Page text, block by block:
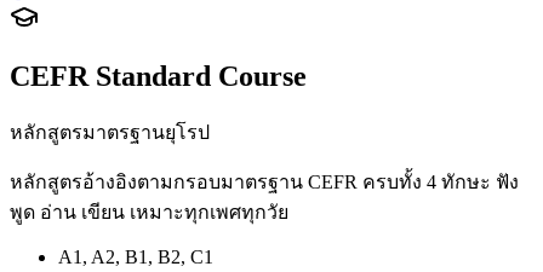
CEFR Standard Course
หลักสูตรมาตรฐานยุโรป
หลักสูตรอ้างอิงตามกรอบมาตรฐาน CEFR ครบทั้ง 4 ทักษะ ฟัง
พูด อ่าน เขียน เหมาะทุกเพศทุกวัย
A1, A2, B1, B2, C1